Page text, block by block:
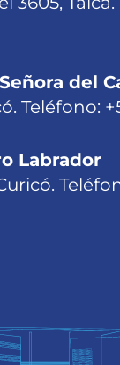
del
Teléfono:
Labrador